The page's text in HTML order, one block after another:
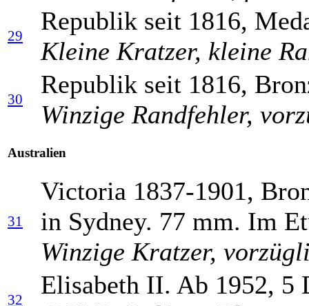
29
Republik seit 1816,
Kleine Kratzer, kleine
30
Republik seit 1816,
Winzige Randfehler,
Australien
31
Victoria 1837-1901,
in Sydney. 77 mm. Im
Winzige Kratzer,
32
Elisabeth II. Ab 1952, 5